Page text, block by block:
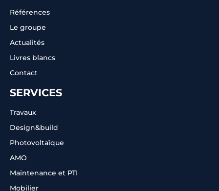
Références
Le groupe
Actualités
Livres blancs
Contact
SERVICES
Travaux
Design&build
Photovoltaïque
AMO
Maintenance et PTI
Mobilier